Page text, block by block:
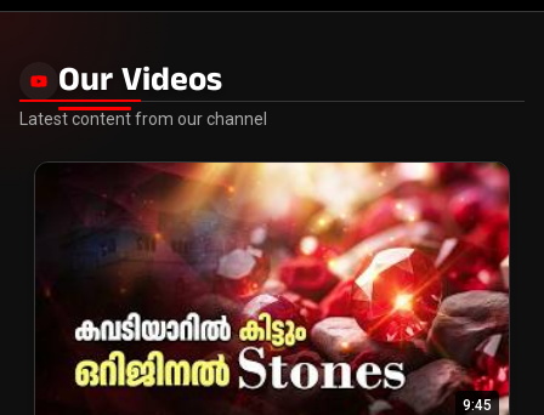
Our Videos
Latest content from our channel
9:45